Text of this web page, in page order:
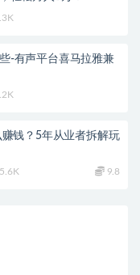
-有声平台喜马拉雅兼
钱？5年从业者拆解玩
9.8